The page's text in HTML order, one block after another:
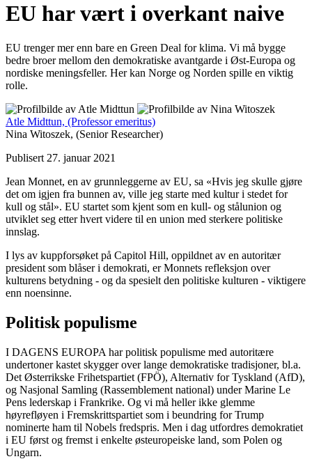
EU har vært i overkant naive
EU trenger mer enn bare en Green Deal for klima. Vi må bygge
bedre broer mellom den demokratiske avantgarde i Øst-Europa og
nordiske meningsfeller. Her kan Norge og Norden spille en viktig
rolle.
Atle Midttun, (Professor emeritus)
Nina Witoszek, (Senior Researcher)
Publisert 27. januar 2021
Jean Monnet, en av grunnleggerne av EU, sa «Hvis jeg skulle gjøre
det om igjen fra bunnen av, ville jeg starte med kultur i stedet for
kull og stål». EU startet som kjent som en kull- og stålunion og
utviklet seg etter hvert videre til en union med sterkere politiske
innslag.
I lys av kuppforsøket på Capitol Hill, oppildnet av en autoritær
president som blåser i demokrati, er Monnets refleksjon over
kulturens betydning - og da spesielt den politiske kulturen - viktigere
enn noensinne.
Politisk populisme
I DAGENS EUROPA har politisk populisme med autoritære
undertoner kastet skygger over lange demokratiske tradisjoner, bl.a.
Det Østerrikske Frihetspartiet (FPÖ), Alternativ for Tyskland (AfD),
og Nasjonal Samling (Rassemblement national) under Marine Le
Pens lederskap i Frankrike. Og vi må heller ikke glemme
høyrefløyen i Fremskrittspartiet som i beundring for Trump
nominerte ham til Nobels fredspris. Men i dag utfordres demokratiet
i EU først og fremst i enkelte østeuropeiske land, som Polen og
Ungarn.